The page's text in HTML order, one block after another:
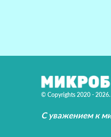
© Copyrights 2020 - 2026.
С уважением к